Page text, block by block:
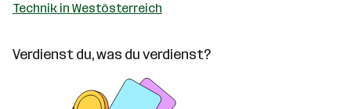
Technik in Westösterreich
Verdienst du, was du verdienst?